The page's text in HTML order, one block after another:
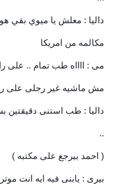
داليا : معلش يا ميوي بقي
مكالمه من امريكا
مى : ااااه طب تمام .. على
مش ماشيه غير رجلى على
داليا : طب استنى دقيقتين
..
( احمد بيرجع على مكتبه )
بيرى : يابنى فيه ايه انت